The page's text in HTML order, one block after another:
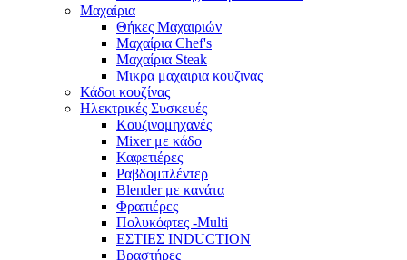
Μαχαίρια
Θήκες Μαχαιριών
Μαχαίρια Chef's
Μαχαίρια Steak
Μικρα μαχαιρια κουζινας
Κάδοι κουζίνας
Ηλεκτρικές Συσκευές
Κουζινομηχανές
Mixer με κάδο
Καφετιέρες
Ραβδομπλέντερ
Blender με κανάτα
Φραπιέρες
Πολυκόφτες -Multi
ΕΣΤΙΕΣ INDUCTION
Βραστήρες